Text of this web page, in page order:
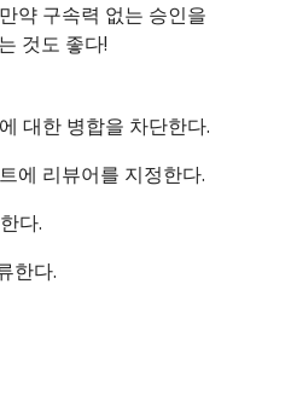
약 구속력 없는 승인을
것도 좋다!
대한 병합을 차단한다.
에 리뷰어를 지정한다.
다.
한다.